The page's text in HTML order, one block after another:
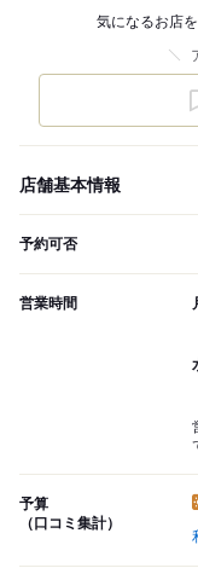
気になるお店
店舗基本情報
予約可否
営業時間
予算
（口コミ集計）